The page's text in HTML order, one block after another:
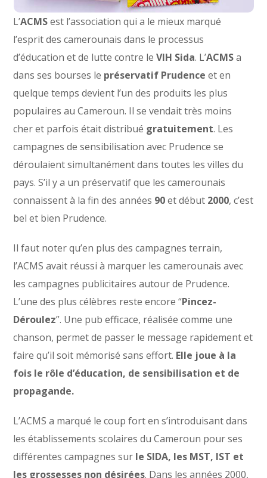
L’ACMSest l’association qui a le mieux marqué
l’esprit des camerounais dans le processus
d’éducation et de lutte contre leVIH Sida. L’ACMSa
dans ses bourses le préservatif Prudence et en
quelque temps devient l’un des produits les plus
populaires au Cameroun. Il se vendait très moins
cher et parfois était distribué gratuitement. Les
campagnes de sensibilisation avec Prudence se
déroulaient simultanément dans toutes les villes du
pays. S’il y a un préservatif que les camerounais
connaissent à la fin des années 90et début 2000, c’est
bel et bien Prudence.
Il faut noter qu’en plus des campagnes terrain,
l’ACMS avait réussi à marquer les camerounais avec
les campagnes publicitaires autour de Prudence.
L’une des plus célèbres reste encore “Pincez-
Déroulez”. Une pub efficace, réalisée comme une
chanson, permet de passer le message rapidement et
faire qu’il soit mémorisé sans effort. Elle joue à la
fois le rôle d’éducation, de sensibilisation et de
propagande.
L’ACMS a marqué le coup fort en s’introduisant dans
les établissements scolaires du Cameroun pour ses
différentes campagnes sur le SIDA, les MST, IST et
les grossesses non désirées. Dans les années 2000,